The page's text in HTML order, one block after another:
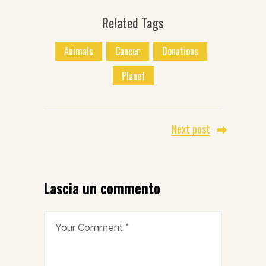
Related Tags
Animals Cancer
Donations
Planet
Next post
Lascia un commento